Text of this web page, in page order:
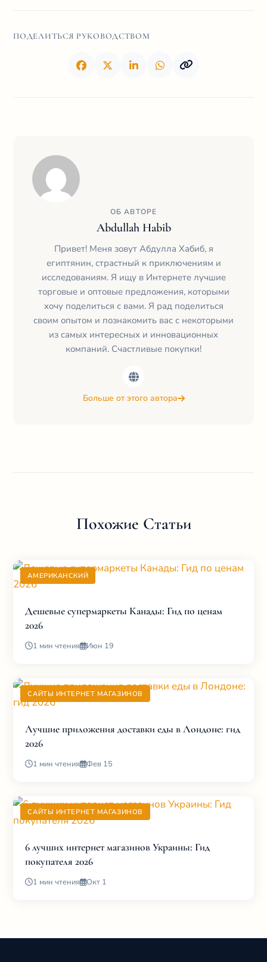
ПОДЕЛИТЬСЯ РУКОВОДСТВОМ
ОБ АВТОРЕ
Abdullah Habib
Привет! Меня зовут Абдулла Хабиб, я
египтянин, страстный к приключениям и
исследованиям. Я ищу в Интернете лучшие
торговые и оптовые предложения, которыми
хочу поделиться с вами. Я рад поделиться
своим опытом и познакомить вас с некоторыми
из самых интересных и инновационных
компаний. Счастливые покупки!
Больше от этого автора
Похожие Статьи
АМЕРИКАНСКИЙ
Дешевые супермаркеты Канады: Гид по ценам
2026
1 мин чтения Июн 19
САЙТЫ ИНТЕРНЕТ МАГАЗИНОВ
Лучшие приложения доставки еды в Лондоне: гид
2026
1 мин чтения Фев 15
САЙТЫ ИНТЕРНЕТ МАГАЗИНОВ
6 лучших интернет магазинов Украины: Гид
покупателя 2026
1 мин чтения Окт 1